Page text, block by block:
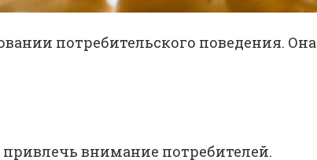
потребительского поведения.
внимание потребителей.